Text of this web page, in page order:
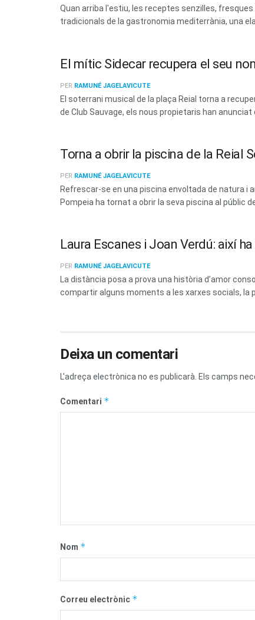
Quan arriba l'estiu, les receptes senzilles,
tradicionals de la gastronomia mediterrània, una
El mític Sidecar recupera el seu
PER RAMUNÉ JAGELAVICUTE
El soterrani musical de la plaça Reial torna a
de Club Sauvage, els nous propietaris han
Torna a obrir la piscina de la Reial
PER RAMUNÉ JAGELAVICUTE
Refrescar-se en una piscina envoltada de natura i
Pompeia ha tornat a obrir la seva piscina al públic
Laura Escanes i Joan Verdú: així
PER RAMUNÉ JAGELAVICUTE
La distància posa a prova una història d’amor
compartir alguns moments a les xarxes socials, la
Deixa un comentari
L'adreça electrònica no es publicarà. Els camps
Comentari *
Nom *
Correu electrònic *